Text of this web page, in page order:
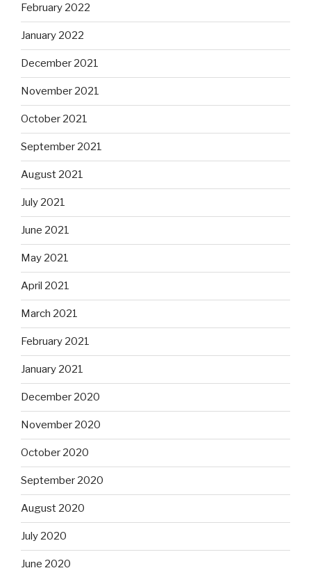
February 2022
January 2022
December 2021
November 2021
October 2021
September 2021
August 2021
July 2021
June 2021
May 2021
April 2021
March 2021
February 2021
January 2021
December 2020
November 2020
October 2020
September 2020
August 2020
July 2020
June 2020